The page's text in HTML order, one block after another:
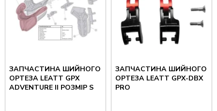
ЗАПЧАСТИНА ШИЙНОГО
ОРТЕЗА LEATT GPX
ADVENTURE II РОЗМІР S
ЗАПЧАСТИНА ШИЙНОГО
ОРТЕЗА LEATT GPX-DBX
PRO